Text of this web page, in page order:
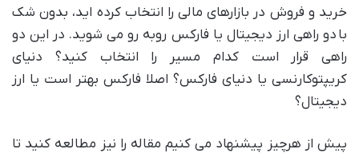
خرید و فروش در بازارهای مالی را انتخاب کرده اید، بدون شک
با دو راهی ارز دیجیتال یا فارکس روبه رو می شوید. در این دو
راهی قرار است کدام مسیر را انتخاب کنید؟ دنیای
کریپتوکارنسی یا دنیای فارکس؟ اصلا فارکس بهتر است یا ارز
دیجیتال؟
پیش از هرچیز پیشنهاد می کنیم مقاله را نیز مطالعه کنید تا